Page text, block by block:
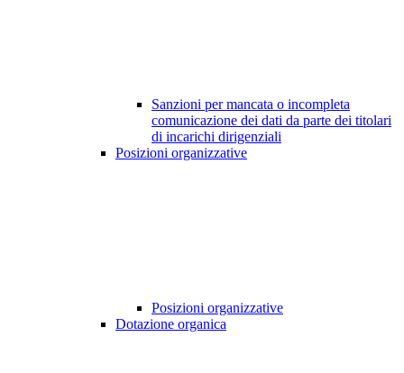
Sanzioni per mancata o incompleta
comunicazione dei dati da parte dei titolari
di incarichi dirigenziali
Posizioni organizzative
Posizioni organizzative
Dotazione organica